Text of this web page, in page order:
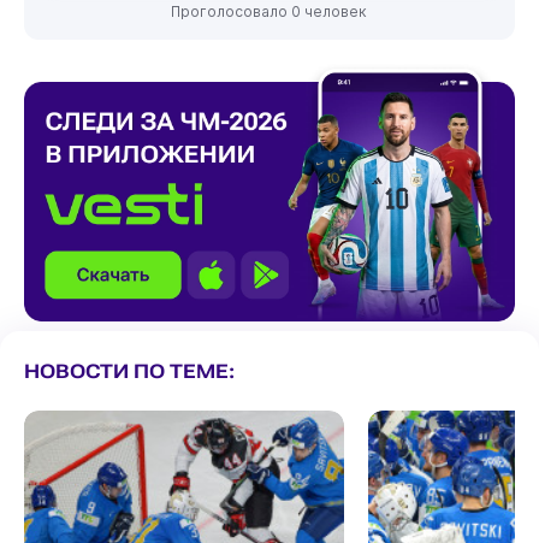
Проголосовало 0 человек
НОВОСТИ ПО ТЕМЕ: